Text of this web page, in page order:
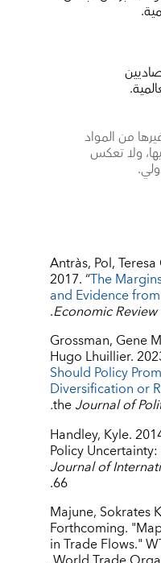
من المواد
ولا تعكس
Antràs, Pol,
2017. “The
and Evidence
Economic Review
Grossman, Gene
Hugo Lhuillier.
Should Policy
Diversification or
theJournal of
Handley, Kyle.
Policy
Journal of
66.
Majune, Sokrates
Forthcoming.
in Trade Flows."